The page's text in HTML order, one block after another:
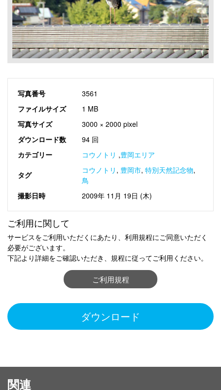
写真番号
3561
ファイルサイズ
1 MB
写真サイズ
3000 × 2000 pixel
ダウンロード数
94 回
カテゴリー
コウノトリ ,豊岡エリア
タグ コウノトリ , 豊岡市, 特別天然記念物,
鳥
撮影日時
2009年 11月 19日 (木)
ご利用に関して
サービスをご利用いただくにあたり、利用規程にご同意いただく
必要がございます。
下記より詳細をご確認いただき、規程に従ってご利用ください。
ご利用規程
ダウンロード
関連